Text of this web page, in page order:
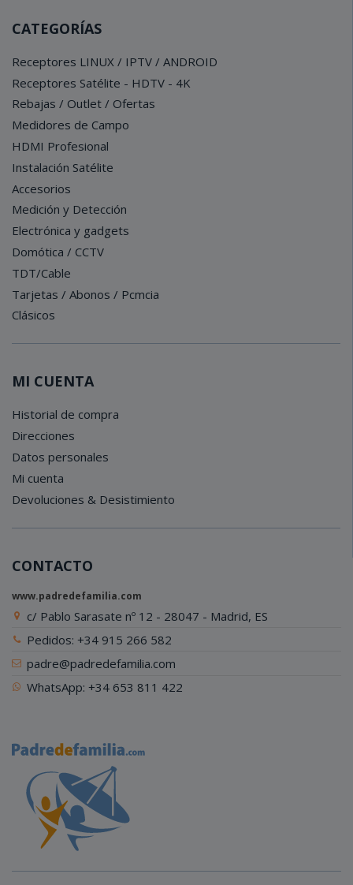
CATEGORÍAS
Receptores LINUX / IPTV / ANDROID
Receptores Satélite - HDTV - 4K
Rebajas / Outlet / Ofertas
Medidores de Campo
HDMI Profesional
Instalación Satélite
Accesorios
Medición y Detección
Electrónica y gadgets
Domótica / CCTV
TDT/Cable
Tarjetas / Abonos / Pcmcia
Clásicos
MI CUENTA
Historial de compra
Direcciones
Datos personales
Mi cuenta
Devoluciones & Desistimiento
CONTACTO
www.padredefamilia.com
c/ Pablo Sarasate nº 12 - 28047 - Madrid, ES
Pedidos: +34 915 266 582
padre@padredefamilia.com
WhatsApp: +34 653 811 422